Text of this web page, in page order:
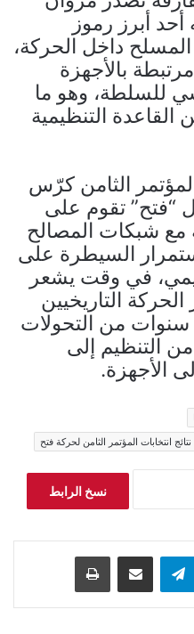
أحد أبرز رموز
المسلح داخل الحركة،
بالأجهزة
للسلطة، وهو ما
القاعدة التنظيمية
الثامن كرّس
“فتح” تقوم على
مع شبكات المصالح
السيطرة على
في وقت يشعر
التاريخيين
سنوات من التحولات
التنظيم إلى
الأجهزة.
نتائج انتخابات المؤتمر الثامن لحركة فتح
نسخ الرابط
تيلقرام مشاركة عبر البريد طباعة